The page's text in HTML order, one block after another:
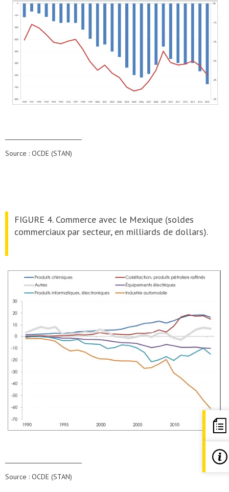
Source : OCDE (STAN)
FIGURE 4. Commerce avec le Mexique (soldes
commerciaux par secteur, en milliards de dollars).
Source : OCDE (STAN)